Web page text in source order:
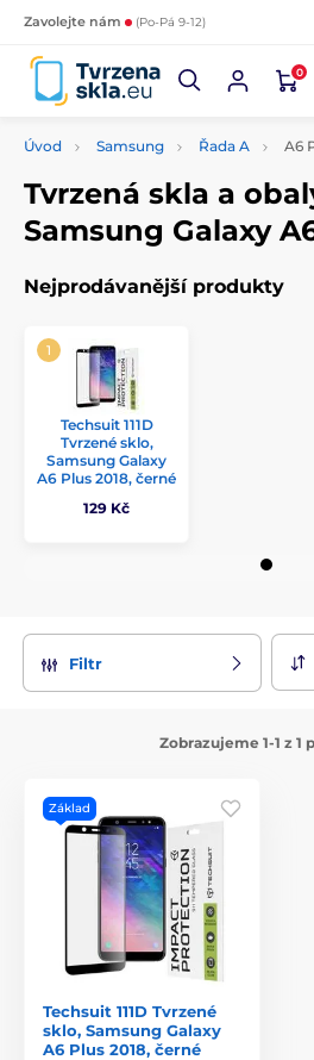
Zavolejte nám (Po-Pá 9-12)
0
Úvod Samsung Řada A A6
Tvrzená skla a
Samsung Galaxy
Nejprodávanější produkty
Techsuit 111D
Tvrzené sklo,
Samsung Galaxy
A6 Plus 2018, černé
129 Kč
Filtr
Zobrazujeme 1-1 z 1
Základ
Techsuit 111D Tvrzené
sklo, Samsung Galaxy
A6 Plus 2018, černé